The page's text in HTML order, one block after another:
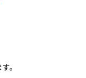
。